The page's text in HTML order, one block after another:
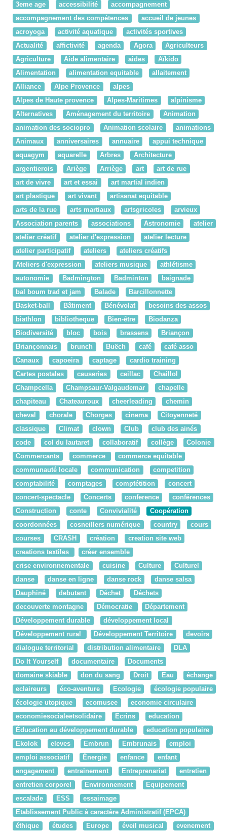
3eme age
accessibilité
accompagnement
accompagnement des compétences
accueil de jeunes
acroyoga
activité aquatique
activités sportives
Actualité
affictivité agenda Agora
Agriculteurs
Agriculture
Aide alimentaire aides
Aïkido
Alimentation
alimentation equitable
allaitement
Alliance
Alpe Provence
alpes
Alpes de Haute provence
Alpes-Maritimes
alpinisme
Alternatives
Aménagement du territoire
Animation
animation des sociopro
Animation scolaire
animations
Animaux
anniversaires annuaire
appui technique
aquagym
aquarelle Arbres
Architecture
argentierois
Ariège Arriège art
art de rue
art de vivre
art et essai
art martial indien
art plastique
art vivant
artisanat equitable
arts de la rue
arts martiaux artsgricoles
arvieux
Association parents
associations Astronomie
atelier
atelier créatif
atelier d'expression
atelier lecture
atelier participatif
ateliers
ateliers créatifs
Ateliers d'expression
ateliers musique
athlétisme
autonomie
Badmington Badminton
baignade
bal boum trad et jam
Balade
Barcillonnette
Basket-ball
Bâtiment Bénévolat
besoins des assos
biathlon
bibliotheque Bien-être
Biodanza
Biodiversité
bloc bois brassens
Briançon
Briançonnais
brunch Buëch café
café asso
Canaux
capoeira captage
cardio training
Cartes postales
causeries ceillac
Chaillol
Champcella
Champsaur-Valgaudemar
chapelle
chapiteau
Chateauroux cheerleading
chemin
cheval
chorale Chorges cinema
Citoyenneté
classique
Climat clown Club
club des ainés
code
col du lautaret collaboratif collège
Colonie
Commercants
commerce
commerce equitable
communauté locale
communication
competition
comptabilité
comptages comptétition
concert
concert-spectacle
Concerts conference
conférences
Construction
conte Convivialité
Coopération
coordonnées
cosneillers numérique country
cours
courses
CRASH création
creation site web
creations textiles
créer ensemble
crise environnementale
cuisine Culture
Culturel
danse
danse en ligne danse rock
danse salsa
Dauphiné
debutant Déchet
Déchets
decouverte montagne
Démocratie
Département
Développement durable
développement local
Développement rural
Développement Territoire
devoirs
dialogue territorial
distribution alimentaire
DLA
Do It Yourself
documentaire
Documents
domaine skiable
don du sang Droit Eau
échange
eclaireurs
éco-aventure Ecologie
écologie populaire
écologie utopique
ecomusee
economie circulaire
economiesocialeetsolidaire
Ecrins
education
Éducation au développement durable
education populaire
Ekolok
eleves Embrun Embrunais
emploi
emploi associatif
Énergie enfance
enfant
engagement
entrainement Entreprenariat
entretien
entretien corporel
Environnement
Equipement
escalade
ESS
essaimage
Etablissement Public à caractère Administratif (EPCA)
éthique
études Europe éveil musical evenement